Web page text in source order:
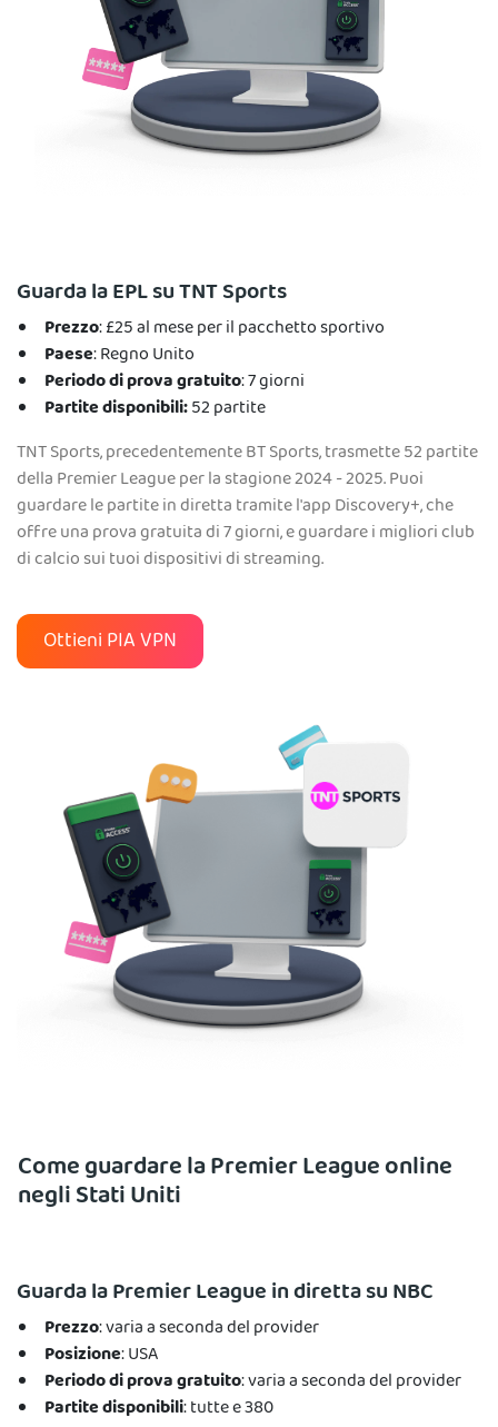
Guarda la EPL su TNT Sports
Prezzo: £25 al mese per il pacchetto sportivo
Paese: Regno Unito
Periodo di prova gratuito: 7 giorni
Partite disponibili:52 partite
TNT Sports, precedentemente BT Sports, trasmette 52 partite
della Premier League per la stagione 2024 - 2025. Puoi
guardare le partite in diretta tramite l'app Discovery+, che
offre una prova gratuita di 7 giorni, e guardare i migliori club
di calcio sui tuoi dispositivi di streaming.
Ottieni PIA VPN
Come guardare la Premier League online
negli Stati Uniti
Guarda la Premier League in diretta su NBC
Prezzo: varia a seconda del provider
Posizione: USA
Periodo di prova gratuito: varia a seconda del provider
Partite disponibili: tutte e 380